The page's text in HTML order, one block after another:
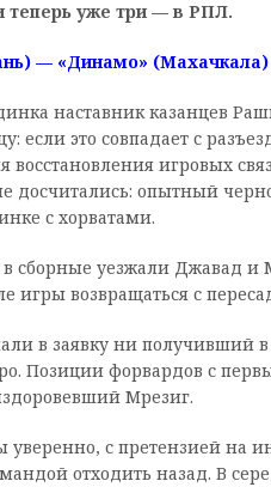
теперь уже три — в РПЛ.
— «Динамо»
наставник казанцев
если это совпадает с
восстановления игровых
досчитались: опытный
с хорватами.
сборные уезжали Джавад и
игры возвращаться с
в заявку ни получивший
Позиции форвардов с
Мрезиг.
с претензией на
отходить назад. В